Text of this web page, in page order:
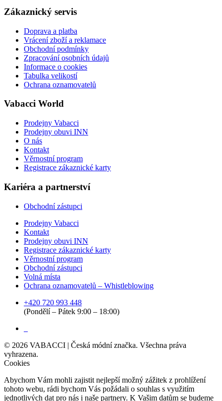
Zákaznický servis
Doprava a platba
Vrácení zboží a reklamace
Obchodní podmínky
Zpracování osobních údajů
Informace o cookies
Tabulka velikostí
Ochrana oznamovatelů
Vabacci World
Prodejny Vabacci
Prodejny obuvi INN
O nás
Kontakt
Věrnostní program
Registrace zákaznické karty
Kariéra a partnerství
Obchodní zástupci
Prodejny Vabacci
Kontakt
Prodejny obuvi INN
Registrace zákaznické karty
Věrnostní program
Obchodní zástupci
Volná místa
Ochrana oznamovatelů – Whistleblowing
+420 720 993 448
(Pondělí – Pátek 9:00 – 18:00)
© 2026 VABACCI | Česká módní značka. Všechna práva
vyhrazena.
Cookies
Abychom Vám mohli zajistit nejlepší možný zážitek z prohlížení
tohoto webu, rádi bychom Vás požádali o souhlas s využitím
jednotlivých dat pro nás i naše partnery. K Vašim datům se budeme